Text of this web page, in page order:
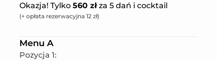
Okazja! Tylko 560 złza 5 dań i cocktail
(+ opłata rezerwacyjna 12 zł)
Menu A
Pozycja 1: